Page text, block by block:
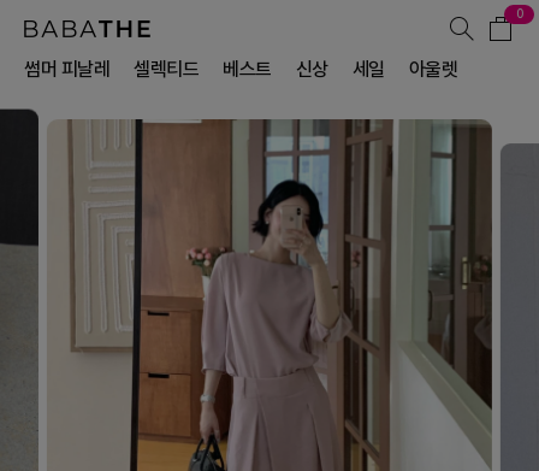
0
썸머 피날레 셀렉티드 베스트 신상 세일 아울렛